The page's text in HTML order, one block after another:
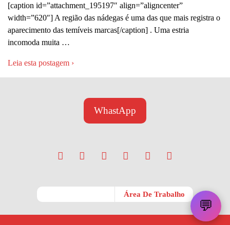
[caption id=”attachment_195197″ align=”aligncenter”
width=”620″] A região das nádegas é uma das que mais registra o
aparecimento das temíveis marcas[/caption] . Uma estria
incomoda muita …
Leia esta postagem ›
WhastApp
💬
Área De Trabalho